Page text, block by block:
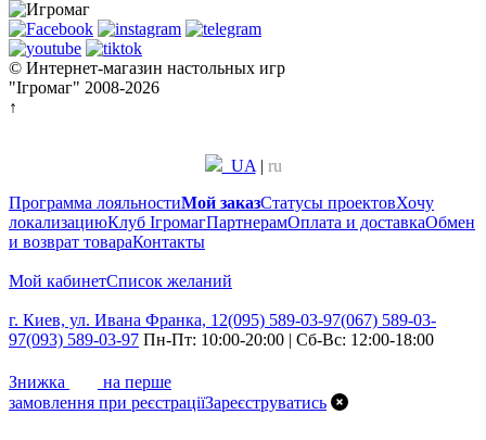
© Интернет-магазин настольных игр
"Ігромаг" 2008-2026
↑
UA | ru
Программа лояльностиМой заказСтатусы проектовХочу
локализациюКлуб ІгромагПартнерамОплата и доставкаОбмен
и возврат товараКонтакты
Мой кабинетСписок желаний
г. Киев, ул. Ивана Франка, 12(095) 589-03-97(067) 589-03-
97(093) 589-03-97 Пн-Пт: 10:00-20:00 | Сб-Вс: 12:00-18:00
Знижка
на перше
замовлення при реєстраціїЗареєструватись